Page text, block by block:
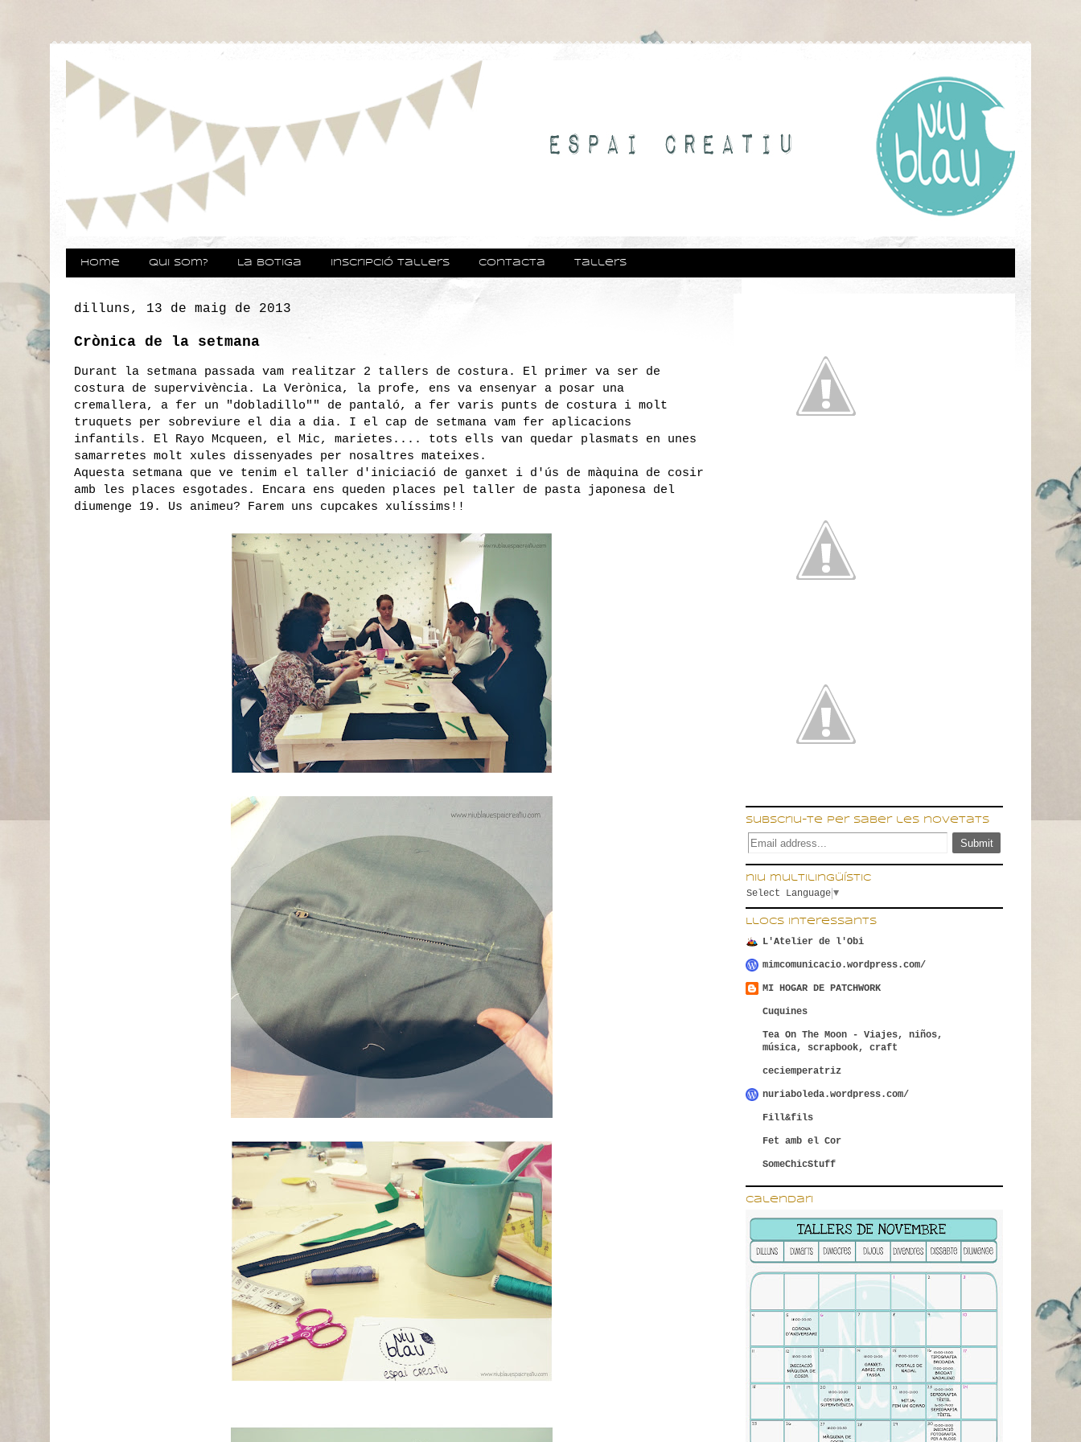
Home Qui som? La botiga Inscripció tallers Contacta Tallers
dilluns, 13 de maig de 2013
Crònica de la setmana
Durant la setmana passada vam realitzar 2 tallers de costura. El primer va ser de
costura de supervivència. La Verònica, la profe, ens va ensenyar a posar una
cremallera, a fer un "dobladillo"" de pantaló, a fer varis punts de costura i molt
truquets per sobreviure el dia a dia. I el cap de setmana vam fer aplicacions
infantils. El Rayo Mcqueen, el Mic, marietes.... tots ells van quedar plasmats en unes
samarretes molt xules dissenyades per nosaltres mateixes.
Aquesta setmana que ve tenim el taller d'iniciació de ganxet i d'ús de màquina de cosir
amb les places esgotades. Encara ens queden places pel taller de pasta japonesa del
diumenge 19. Us animeu? Farem uns cupcakes xulíssims!!
Subscriu-te per saber les novetats
niu multilingüístic
Select Language ▼
Llocs interessants
L'Atelier de l'Obi
mimcomunicacio.wordpress.com/
MI HOGAR DE PATCHWORK
Cuquines
Tea On The Moon - Viajes, niños,
música, scrapbook, craft
ceciemperatriz
nuriaboleda.wordpress.com/
Fill&fils
Fet amb el Cor
SomeChicStuff
calendari